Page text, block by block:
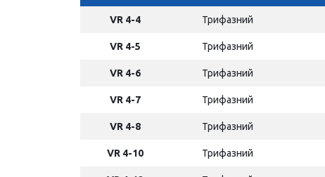
VR 4-4 Трифазний
VR 4-5 Трифазний
VR 4-6 Трифазний
VR 4-7 Трифазний
VR 4-8 Трифазний
VR 4-10 Трифазний